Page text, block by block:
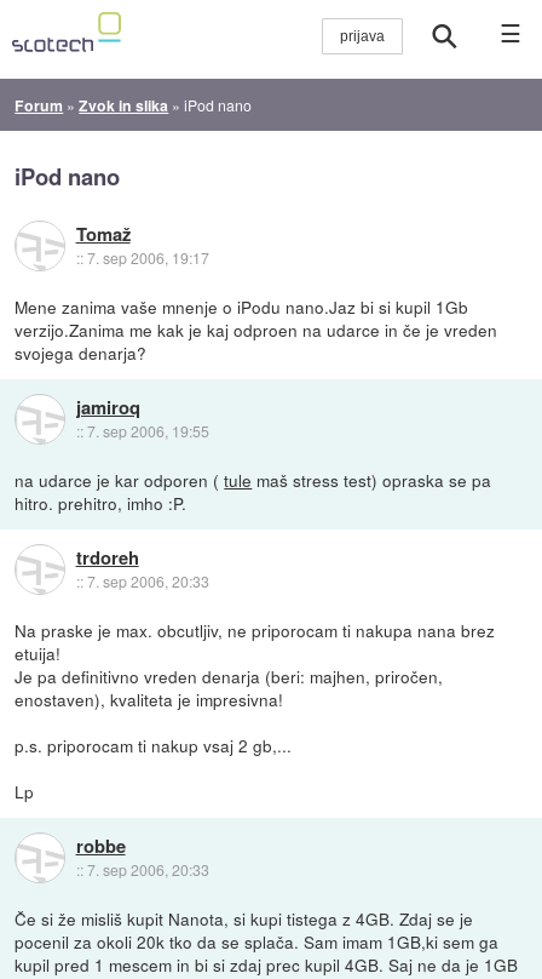
☰
Forum »Zvok in slika »iPod nano
iPod nano
Tomaž
::7. sep 2006, 19:17
Mene zanima vaše mnenje o iPodu nano.Jaz bi si kupil 1Gb
verzijo.Zanima me kak je kaj odproen na udarce in če je vreden
svojega denarja?
jamiroq
::7. sep 2006, 19:55
na udarce je kar odporen (tule maš stress test) opraska se pa
hitro. prehitro, imho :P.
trdoreh
::7. sep 2006, 20:33
Na praske je max. obcutljiv, ne priporocam ti nakupa nana brez
etuija!
Je pa definitivno vreden denarja (beri: majhen, priročen,
enostaven), kvaliteta je impresivna!
p.s. priporocam ti nakup vsaj 2 gb,...
Lp
robbe
::7. sep 2006, 20:33
Če si že misliš kupit Nanota, si kupi tistega z 4GB. Zdaj se je
pocenil za okoli 20k tko da se splača. Sam imam 1GB,ki sem ga
kupil pred 1 mescem in bi si zdaj prec kupil 4GB. Saj ne da je 1GB